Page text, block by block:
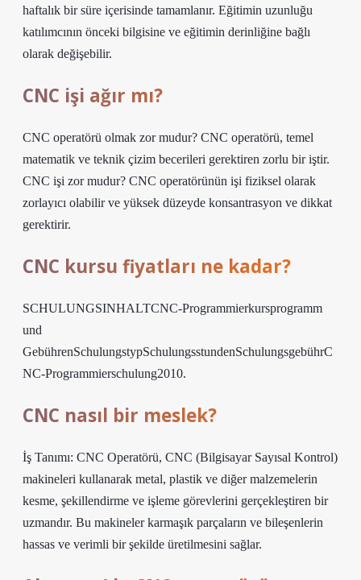
haftalık bir süre içerisinde tamamlanır. Eğitimin uzunluğu
katılımcının önceki bilgisine ve eğitimin derinliğine bağlı
olarak değişebilir.
CNC işi ağır mı?
CNC operatörü olmak zor mudur? CNC operatörü, temel
matematik ve teknik çizim becerileri gerektiren zorlu bir iştir.
CNC işi zor mudur? CNC operatörünün işi fiziksel olarak
zorlayıcı olabilir ve yüksek düzeyde konsantrasyon ve dikkat
gerektirir.
CNC kursu fiyatları ne kadar?
SCHULUNGSINHALTCNC-Programmierkursprogramm
und
GebührenSchulungstypSchulungsstundenSchulungsgebührC
NC-Programmierschulung2010.
CNC nasıl bir meslek?
İş Tanımı: CNC Operatörü, CNC (Bilgisayar Sayısal Kontrol)
makineleri kullanarak metal, plastik ve diğer malzemelerin
kesme, şekillendirme ve işleme görevlerini gerçekleştiren bir
uzmandır. Bu makineler karmaşık parçaların ve bileşenlerin
hassas ve verimli bir şekilde üretilmesini sağlar.